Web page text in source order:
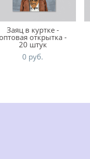
Заяц в куртке -
оптовая открытка -
20 штук
0 pуб.